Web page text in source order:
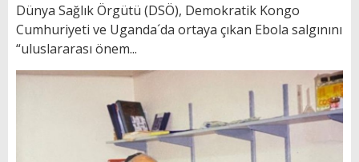
Dünya Sağlık Örgütü (DSÖ), Demokratik Kongo
Cumhuriyeti ve Uganda´da ortaya çıkan Ebola salgınını
“uluslararası önem...